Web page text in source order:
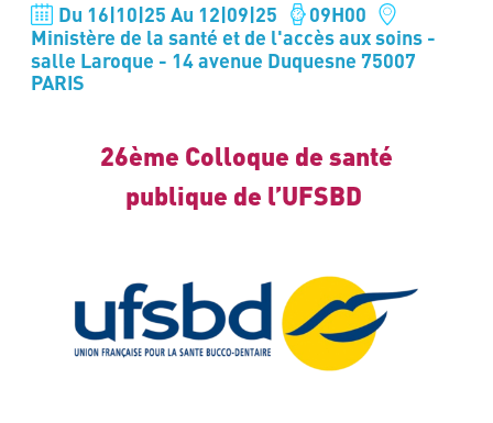
Du 16|10|25 Au 12|09|25
09H00
Ministère de la santé et de l'accès aux soins -
salle Laroque - 14 avenue Duquesne 75007
PARIS
26ème Colloque de santé
publique de l’UFSBD